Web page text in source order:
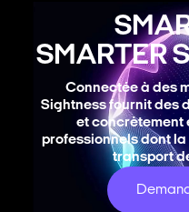
SMARTER
Connectée à des
Sightness fournit des
et concrètement
professionnels dont
transport